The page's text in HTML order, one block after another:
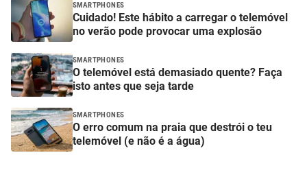
SMARTPHONES
Cuidado! Este hábito a carregar o telemóvel
no verão pode provocar uma explosão
SMARTPHONES
O telemóvel está demasiado quente? Faça
isto antes que seja tarde
SMARTPHONES
O erro comum na praia que destrói o teu
telemóvel (e não é a água)